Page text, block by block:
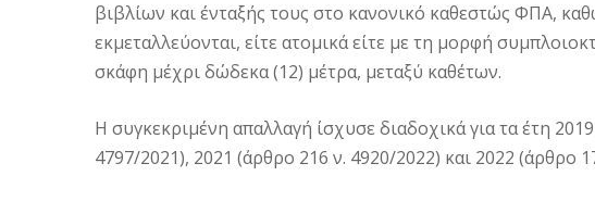
βιβλίων και ένταξής τους στο κανονικό καθεστώς ΦΠΑ,
εκμεταλλεύονται, είτε ατομικά είτε με τη μορφή
σκάφη μέχρι δώδεκα (12) μέτρα, μεταξύ καθέτων.
Η συγκεκριμένη απαλλαγή ίσχυσε διαδοχικά για τα έτη
4797/2021), 2021 (άρθρο 216 ν. 4920/2022) και 2022 (άρθρο